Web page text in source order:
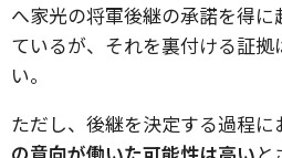
へ家光の将軍後継の承諾を得
ているが、それを裏付ける証
い。
ただし、後継を決定する過程に